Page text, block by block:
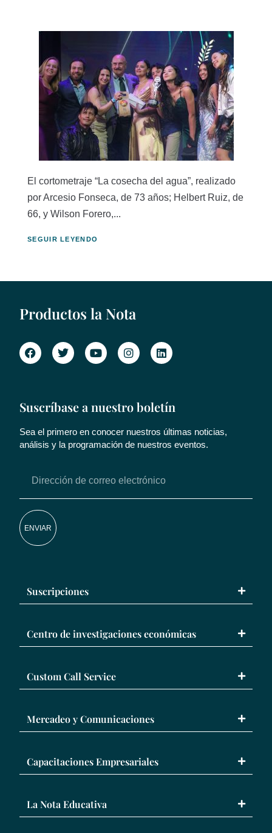
El cortometraje “La cosecha del agua”, realizado
por Arcesio Fonseca, de 73 años; Helbert Ruiz, de
66, y Wilson Forero,...
SEGUIR LEYENDO
Productos la Nota
Suscríbase a nuestro boletín
Sea el primero en conocer nuestros últimas noticias,
análisis y la programación de nuestros eventos.
ENVIAR
Suscripciones
Centro de investigaciones económicas
Custom Call Service
Mercadeo y Comunicaciones
Capacitaciones Empresariales
La Nota Educativa